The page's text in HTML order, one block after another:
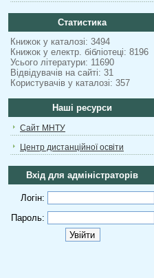
Статистика
Книжок у каталозі: 3494
Книжок у електр. бібліотеці: 8196
Усього літератури: 11690
Відвідувачів на сайті: 31
Користувачів у каталозі: 357
Наші ресурси
Сайт МНТУ
Центр дистанційної освіти
Вхід для адміністраторів
Логін:
Пароль: